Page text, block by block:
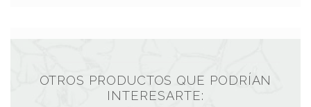
OTROS PRODUCTOS QUE PODRÍAN
INTERESARTE: